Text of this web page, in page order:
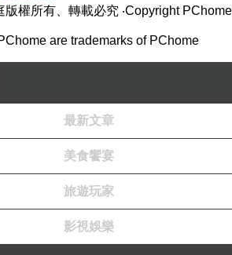
事與學徒展開銀河冒險，視覺
作場面頗豐富，各種奇形怪狀
際大戰元素，一部充滿懷舊氣
靈之戰 Tom Clancy's Jack Ryan: Ghost War
版權所有、轉載必究 ‧Copyright PChome
are trademarks of PChome
最新文章
美食饗宴
旅遊玩家
影視娛樂